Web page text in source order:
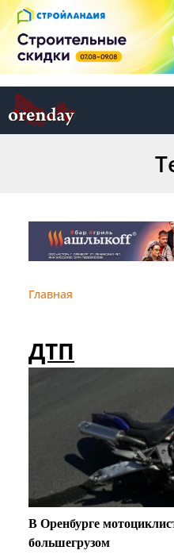
Главная
ДТП
В Оренбурге
большегрузом